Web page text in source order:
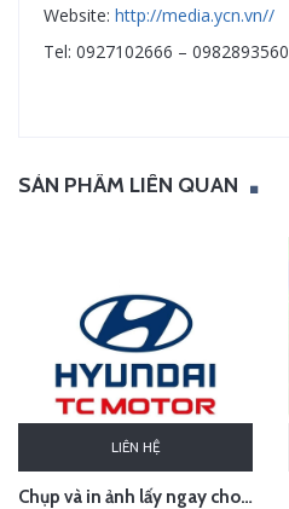
Website: http://media.ycn.vn//
Tel: 0927102666 – 0982893560
SẢN PHẨM LIÊN QUAN
LIÊN HỆ
Chụp và in ảnh lấy ngay cho Huyndai Lam Kinh